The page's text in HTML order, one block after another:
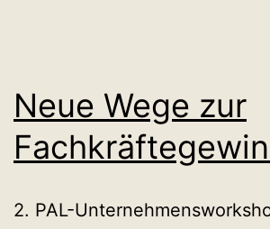
Neue Wege zur
2. PAL-